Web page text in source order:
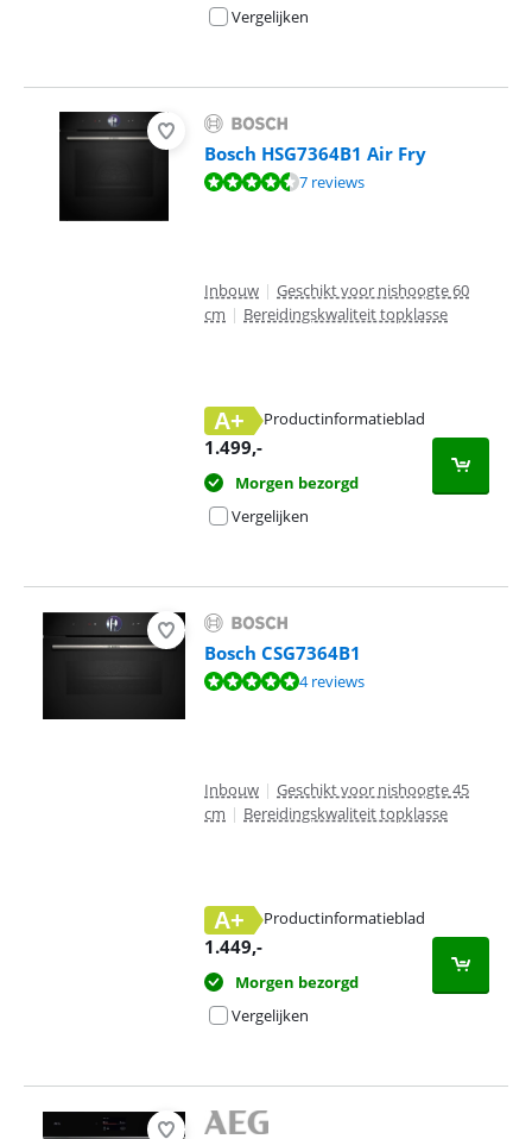
Vergelijken
Bosch HSG7364B1 Air Fry
Beoordeling is 8,7 van de 10, gebaseerd op 7 reviews.
7 reviews
Inbouw | Geschikt voor nishoogte 60
cm | Bereidingskwaliteit topklasse
A+
Productinformatieblad
1.499,-
Morgen bezorgd
Vergelijken
Bosch CSG7364B1
Beoordeling is 9,7 van de 10, gebaseerd op 4 reviews.
4 reviews
Inbouw | Geschikt voor nishoogte 45
cm | Bereidingskwaliteit topklasse
A+
Productinformatieblad
1.449,-
Morgen bezorgd
Vergelijken